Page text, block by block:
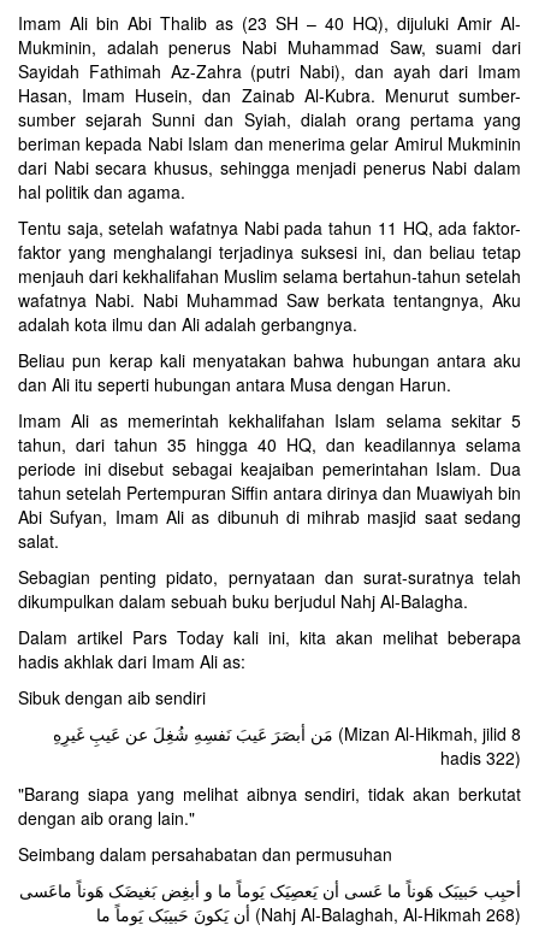
Imam Ali bin Abi Thalib as (23 SH – 40 HQ), dijuluki Amir Al-
Mukminin, adalah penerus Nabi Muhammad Saw, suami dari
Sayidah Fathimah Az-Zahra (putri Nabi), dan ayah dari Imam
Hasan, Imam Husein, dan Zainab Al-Kubra. Menurut sumber-
sumber sejarah Sunni dan Syiah, dialah orang pertama yang
beriman kepada Nabi Islam dan menerima gelar Amirul Mukminin
dari Nabi secara khusus, sehingga menjadi penerus Nabi dalam
hal politik dan agama.
Tentu saja, setelah wafatnya Nabi pada tahun 11 HQ, ada faktor-
faktor yang menghalangi terjadinya suksesi ini, dan beliau tetap
menjauh dari kekhalifahan Muslim selama bertahun-tahun setelah
wafatnya Nabi. Nabi Muhammad Saw berkata tentangnya, Aku
adalah kota ilmu dan Ali adalah gerbangnya.
Beliau pun kerap kali menyatakan bahwa hubungan antara aku
dan Ali itu seperti hubungan antara Musa dengan Harun.
Imam Ali as memerintah kekhalifahan Islam selama sekitar 5
tahun, dari tahun 35 hingga 40 HQ, dan keadilannya selama
periode ini disebut sebagai keajaiban pemerintahan Islam. Dua
tahun setelah Pertempuran Siffin antara dirinya dan Muawiyah bin
Abi Sufyan, Imam Ali as dibunuh di mihrab masjid saat sedang
salat.
Sebagian penting pidato, pernyataan dan surat-suratnya telah
dikumpulkan dalam sebuah buku berjudul Nahj Al-Balagha.
Dalam artikel Pars Today kali ini, kita akan melihat beberapa
hadis akhlak dari Imam Ali as:
Sibuk dengan aib sendiri
مَن أبصَرَ عَیبَ نَفسِهِ شُغِلَ عن عَیبِ غَیرِهِ (Mizan Al-Hikmah, jilid 8
hadis 322)
"Barang siapa yang melihat aibnya sendiri, tidak akan berkutat
dengan aib orang lain."
Seimbang dalam persahabatan dan permusuhan
أحبِب حَبیبَک هَوناً ما عَسى أن یَعصِیَک یَوماً ما و أبغِض بَغیضَک هَوناً ماعَسى
أن یَکونَ حَبیبَک یَوماً ما (Nahj Al-Balaghah, Al-Hikmah 268)